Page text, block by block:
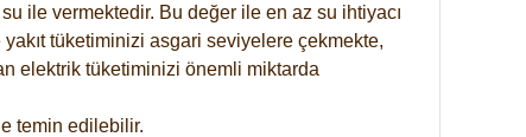
ile vermektedir. Bu değer ile en az su ihtiyacı
tüketiminizi asgari seviyelere çekmekte,
elektrik tüketiminizi önemli miktarda
temin edilebilir.